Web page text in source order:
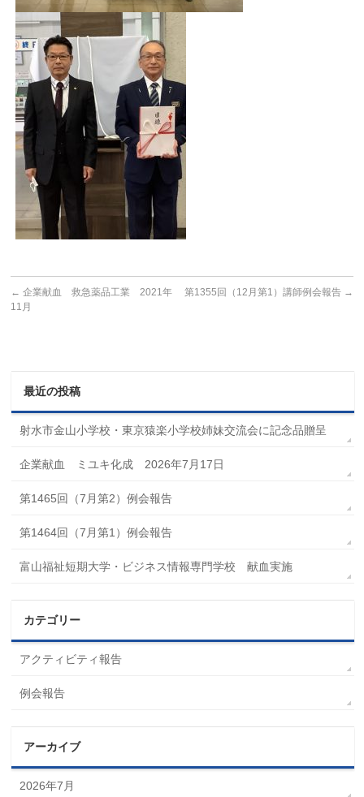
← 企業献血 救急薬品工業 2021年
11月
第1355回（12月第1）講師例会報告 →
最近の投稿
射水市金山小学校・東京猿楽小学校姉妹交流会に記念品贈呈
企業献血 ミユキ化成 2026年7月17日
第1465回（7月第2）例会報告
第1464回（7月第1）例会報告
富山福祉短期大学・ビジネス情報専門学校 献血実施
カテゴリー
アクティビティ報告
例会報告
アーカイブ
2026年7月